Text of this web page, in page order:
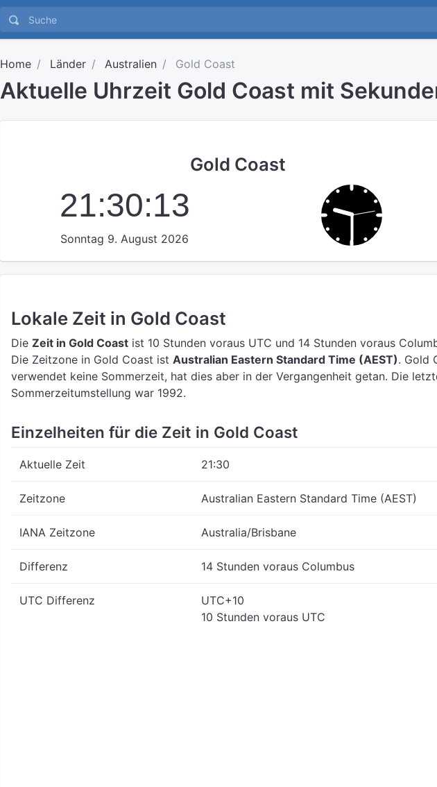
Home Länder Australien Gold Coast
Aktuelle Uhrzeit Gold Coast mit
Gold Coast
21:30:13
Sonntag 9. August 2026
Lokale Zeit in Gold Coast
Die Zeit in Gold Coast ist 10 Stunden voraus UTC und 14 Stunden voraus
Die Zeitzone in Gold Coast ist Australian Eastern Standard Time (AEST). Gold
verwendet keine Sommerzeit, hat dies aber in der Vergangenheit getan. Die
Sommerzeitumstellung war 1992.
Einzelheiten für die Zeit in Gold Coast
Aktuelle Zeit 21:30
Zeitzone Australian Eastern Standard Time (AEST)
IANA Zeitzone Australia/Brisbane
Differenz 14 Stunden voraus Columbus
UTC Differenz
UTC+10
10 Stunden voraus UTC